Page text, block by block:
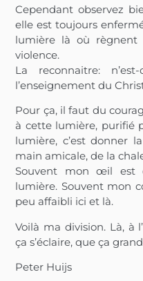
Cependant observez
elle est toujours
lumière là où
violence.
La reconnaitre:
l’enseignement du
Pour ça, il faut du
à cette lumière, purifié
lumière, c’est donner
main amicale, de la
Souvent mon œil est
lumière. Souvent mon
peu affaibli ici et là.
Voilà ma division. Là, à
ça s’éclaire, que ça
Peter Huijs